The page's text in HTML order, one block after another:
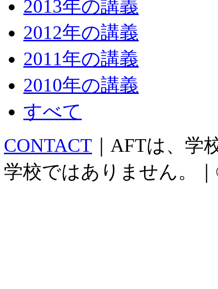
2013年の講義
2012年の講義
2011年の講義
2010年の講義
すべて
CONTACT ｜AFTは、
学校ではありません。